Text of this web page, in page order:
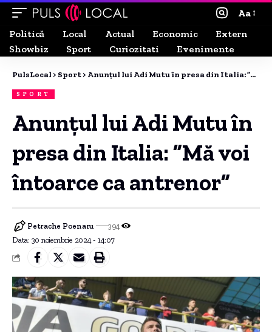
Aa
Politică
Local Actual Economic
Extern
Showbiz
Sport Curiozitati Evenimente
PulsLocal > Sport > Anunțul lui Adi Mutu în presa din Italia: ”Mă voi întoarce ca antrenor”
SPORT
Anunțul lui Adi Mutu în
presa din Italia: ”Mă voi
întoarce ca antrenor”
Data: 30 noiembrie 2024 - 14:07
Petrache Poenaru 394